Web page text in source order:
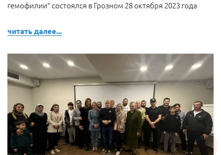
гемофилии" состоялся в Грозном 28 октября 2023 года
читать далее...